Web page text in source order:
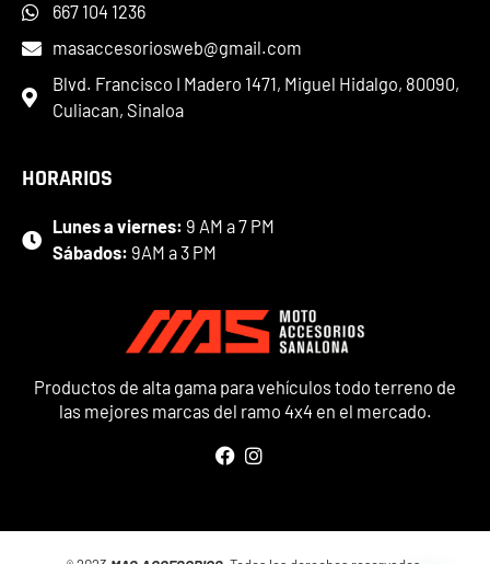
Productos de alta gama para vehículos todo terreno de
las mejores marcas del ramo 4x4 en el mercado.
667 104 1236
masaccesoriosweb@gmail.com
Blvd. Francisco I Madero 1471, Miguel Hidalgo, 80090,
Culiacan, Sinaloa
HORARIOS
Lunes a viernes: 9 AM a 7 PM
Sábados: 9AM a 3 PM